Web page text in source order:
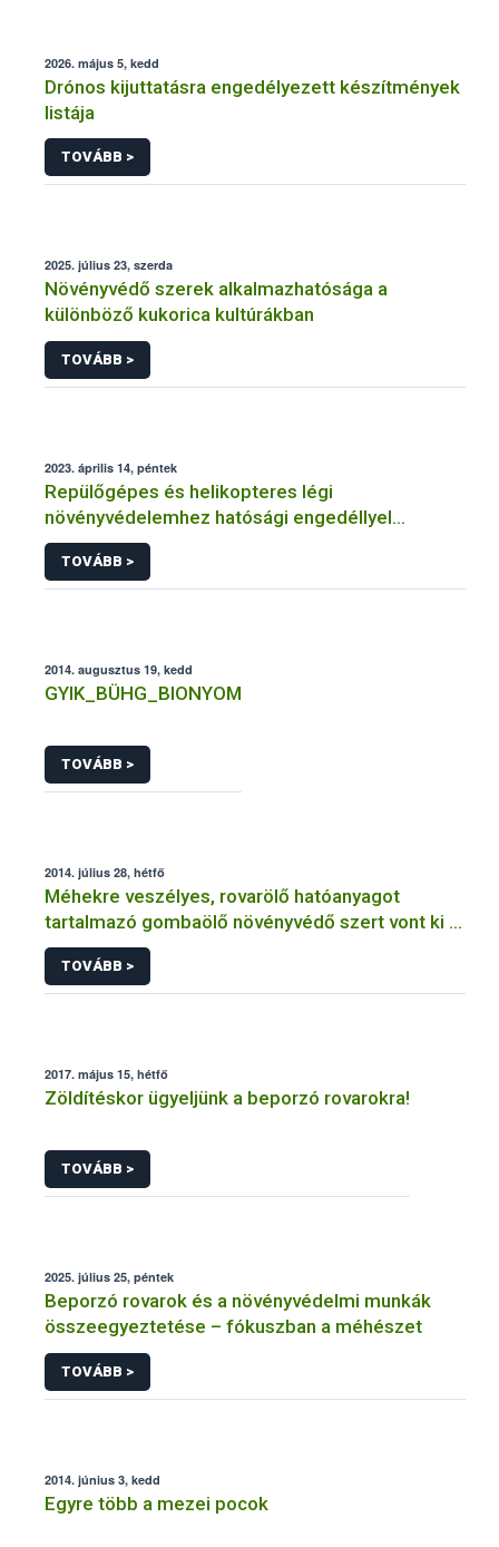
2026. május 5, kedd
Drónos kijuttatásra engedélyezett készítmények
listája
TOVÁBB >
2025. július 23, szerda
Növényvédő szerek alkalmazhatósága a
különböző kukorica kultúrákban
TOVÁBB >
2023. április 14, péntek
Repülőgépes és helikopteres légi
növényvédelemhez hatósági engedéllyel
rendelkező szervezetek
TOVÁBB >
2014. augusztus 19, kedd
GYIK_BÜHG_BIONYOM
TOVÁBB >
2014. július 28, hétfő
Méhekre veszélyes, rovarölő hatóanyagot
tartalmazó gombaölő növényvédő szert vont ki a
forgalomból a NÉBIH
TOVÁBB >
2017. május 15, hétfő
Zöldítéskor ügyeljünk a beporzó rovarokra!
TOVÁBB >
2025. július 25, péntek
Beporzó rovarok és a növényvédelmi munkák
összeegyeztetése – fókuszban a méhészet
TOVÁBB >
2014. június 3, kedd
Egyre több a mezei pocok